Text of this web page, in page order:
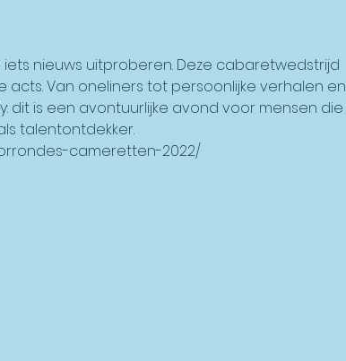
nieuws uitproberen. Deze cabaretwedstrijd
Van oneliners tot persoonlijke verhalen en
is een avontuurlijke avond voor mensen die
talentontdekker.
cameretten-2022/